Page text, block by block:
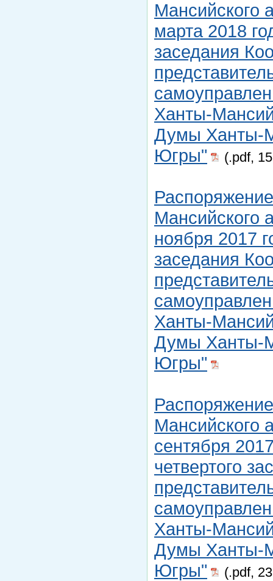
Мансийского
марта 2018
заседания
Ханты-
Думы Ханты-
Югры"
(.pdf,
Мансийского
ноября 2017
заседания
Ханты-
Думы Ханты-
Югры"
Мансийского
сентября
четвертого
Ханты-
Думы Ханты-
Югры"
(.pdf,